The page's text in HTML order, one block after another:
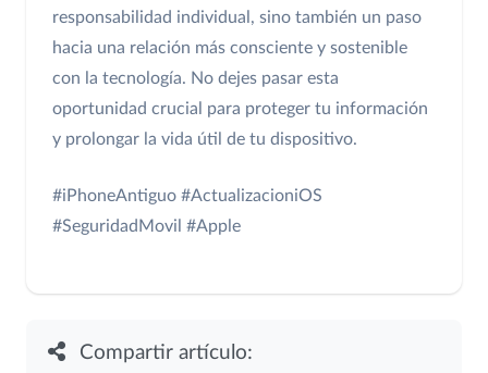
responsabilidad individual, sino también un paso
hacia una relación más consciente y sostenible
con la tecnología. No dejes pasar esta
oportunidad crucial para proteger tu información
y prolongar la vida útil de tu dispositivo.
#iPhoneAntiguo #ActualizacioniOS
#SeguridadMovil #Apple
Compartir artículo: